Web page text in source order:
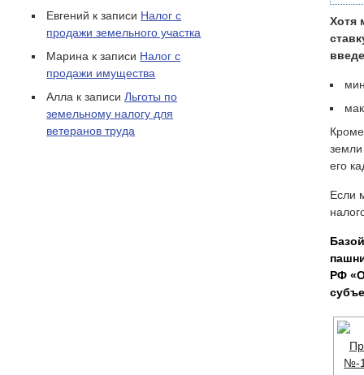
Евгений к записи Налог с
продажи земельного участка
Марина к записи Налог с
продажи имущества
Алла к записиЛьготы по
земельному налогу для
ветеранов труда
Хотя
Кроме
земли
его
Если
РФ